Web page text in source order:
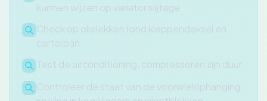
kunnen wijzen op variator slijtage
Check op olielekken rond kleppendeksel en
carterpan
Test de airconditioning, compressoren zijn duur
Controleer de staat van de voorwielophanging: